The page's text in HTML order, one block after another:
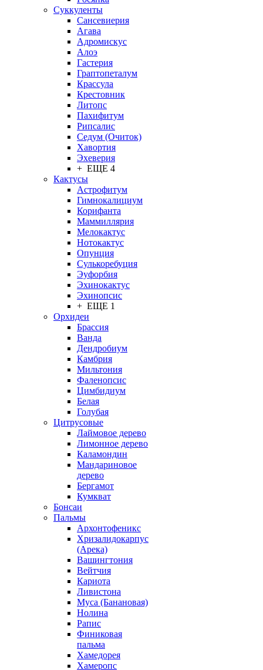
Суккуленты
Сансевиерия
Агава
Адромискус
Алоэ
Гастерия
Граптопеталум
Крассула
Крестовник
Литопс
Пахифитум
Рипсалис
Седум (Очиток)
Хавортия
Эхеверия
+ ЕЩЕ 4
Кактусы
Астрофитум
Гимнокалициум
Корифанта
Маммиллярия
Мелокактус
Нотокактус
Опунция
Сулькоребуция
Эуфорбия
Эхинокактус
Эхинопсис
+ ЕЩЕ 1
Орхидеи
Брассия
Ванда
Дендробиум
Камбрия
Мильтония
Фаленопсис
Цимбидиум
Белая
Голубая
Цитрусовые
Лаймовое дерево
Лимонное дерево
Каламондин
Мандариновое
дерево
Бергамот
Кумкват
Бонсаи
Пальмы
Архонтофеникс
Хризалидокарпус
(Арека)
Вашингтония
Вейтчия
Кариота
Ливистона
Муса (Банановая)
Нолина
Рапис
Финиковая
пальма
Хамедорея
Хамеропс